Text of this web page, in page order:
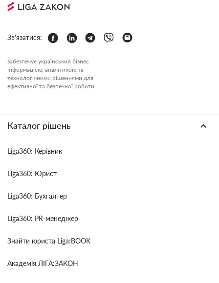
Зв'язатися:
забезпечує український бізнес
інформацією, аналітикою та
технологічними рішеннями для
ефективної та безпечної роботи.
Каталог рішень
Liga360: Керівник
Liga360: Юрист
Liga360: Бухгалтер
Liga360: PR-менеджер
Знайти юриста Liga:BOOK
Академія ЛІГА:ЗАКОН